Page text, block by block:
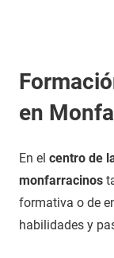
en
En el centro de
monfarracinos
formativa o de
habilidades y